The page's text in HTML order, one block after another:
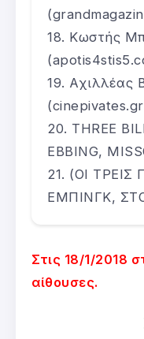
Κωστής
Αχιλλέας
THREE
EBBING,
(ΟΙ ΤΡΕΙΣ
ΕΜΠΙΝΓΚ,
Στις 18/1/2018
αίθουσες.